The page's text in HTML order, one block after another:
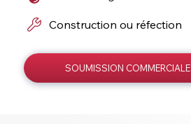
SOUMISSION COMMERCIALE
Construction ou réfection